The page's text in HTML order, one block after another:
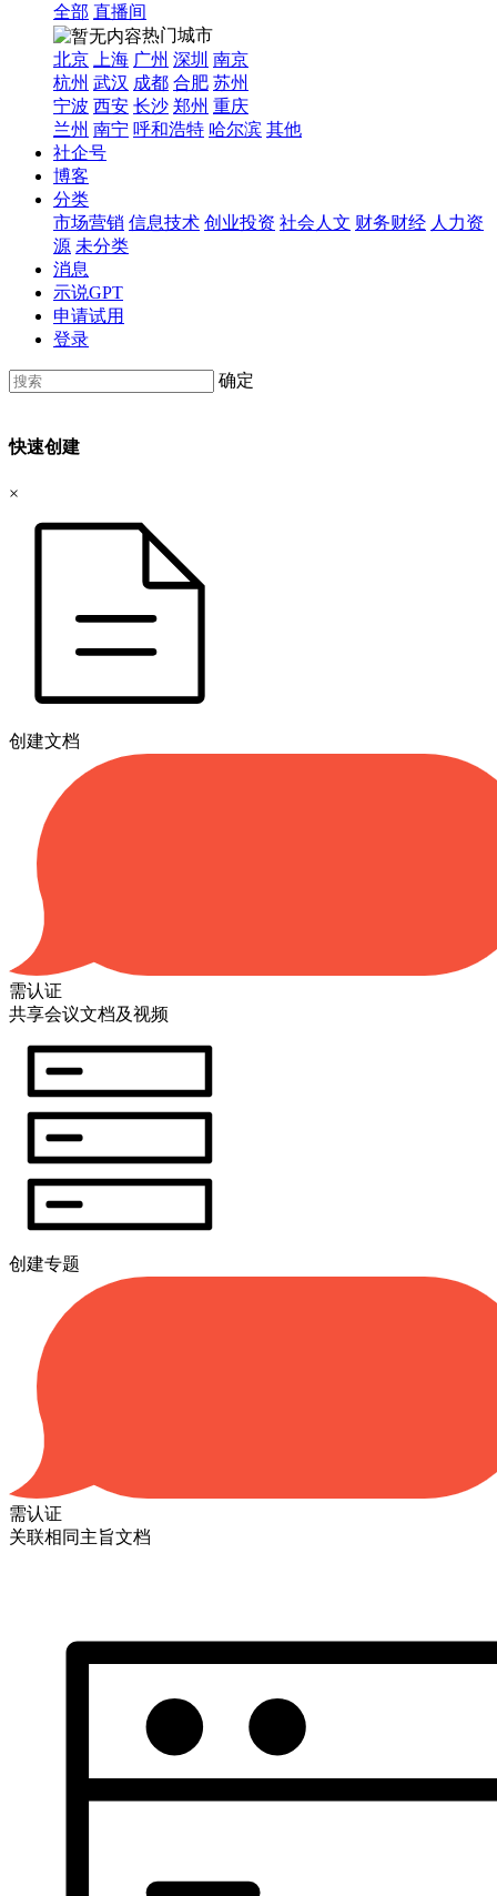
全部 直播间
热门城市
北京
上海 广州 深圳 南京
杭州 武汉 成都 合肥 苏州
宁波 西安 长沙 郑州 重庆
兰州 南宁 呼和浩特 哈尔滨 其他
社企号
博客
分类
市场营销 信息技术 创业投资 社会人文 财务财经 人力资
源 未分类
消息
示说GPT
申请试用
登录
确定
快速创建
×
创建文档
需认证
共享会议文档及视频
创建专题
需认证
关联相同主旨文档